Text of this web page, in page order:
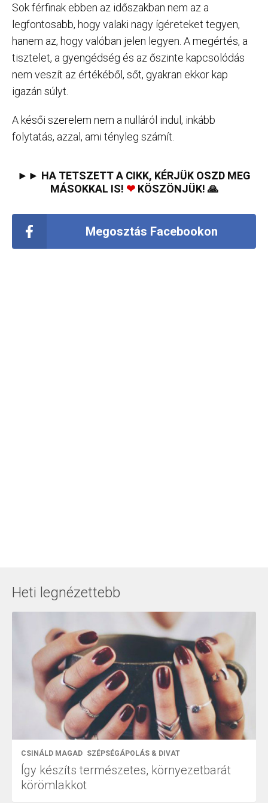
Sok férfinak ebben az időszakban nem az a
legfontosabb, hogy valaki nagy ígéreteket tegyen,
hanem az, hogy valóban jelen legyen. A megértés, a
tisztelet, a gyengédség és az őszinte kapcsolódás
nem veszít az értékéből, sőt, gyakran ekkor kap
igazán súlyt.
A késői szerelem nem a nulláról indul, inkább
folytatás, azzal, ami tényleg számít.
►► HA TETSZETT A CIKK, KÉRJÜK OSZD MEG
MÁSOKKAL IS! ❤KÖSZÖNJÜK! 🙏
Megosztás Facebookon
Heti legnézettebb
CSINÁLD MAGAD SZÉPSÉGÁPOLÁS & DIVAT
Így készíts természetes, környezetbarát
körömlakkot